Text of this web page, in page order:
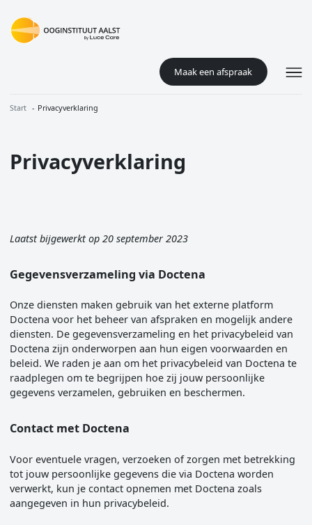
Maak een afspraak
Kruimelpad
Start Privacyverklaring
Privacyverklaring
Laatst bijgewerkt op 20 september 2023
Gegevensverzameling via Doctena
Onze diensten maken gebruik van het externe platform
Doctena voor het beheer van afspraken en mogelijk andere
diensten. De gegevensverzameling en het privacybeleid van
Doctena zijn onderworpen aan hun eigen voorwaarden en
beleid. We raden je aan om het privacybeleid van Doctena te
raadplegen om te begrijpen hoe zij jouw persoonlijke
gegevens verzamelen, gebruiken en beschermen.
Contact met Doctena
Voor eventuele vragen, verzoeken of zorgen met betrekking
tot jouw persoonlijke gegevens die via Doctena worden
verwerkt, kun je contact opnemen met Doctena zoals
aangegeven in hun privacybeleid.